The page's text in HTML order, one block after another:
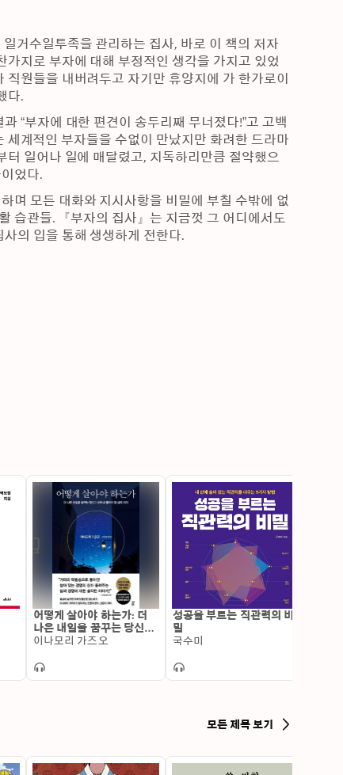
거수일투족을 관리하는 집사, 바로 이 책의 저자
지로 부자에 대해 부정적인 생각을 가지고 있었
원들을 내버려두고 자기만 휴양지에 가 한가로이
다.
“부자에 대한 편견이 송두리째 무너졌다!”고 고백
계적인 부자들을 수없이 만났지만 화려한 드라마
일어나 일에 매달렸고, 지독하리만큼 절약했으
었다.
며 모든 대화와 지시사항을 비밀에 부칠 수밖에 없
습관들. 『부자의 집사』는 지금껏 그 어디에서도
의 입을 통해 생생하게 전한다.
어떻게 살아야 하는가: 더
나은 내일을 꿈꾸는 당신이
반드시 물어야 할 삶의 의미
이나모리 가즈오
성공을 부르는 직관력의 비
밀
국수미
모든 제목 보기